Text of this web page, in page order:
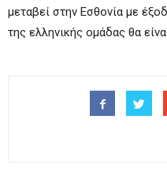
μεταβεί στην Εσθονία με
της ελληνικής ομάδας θα